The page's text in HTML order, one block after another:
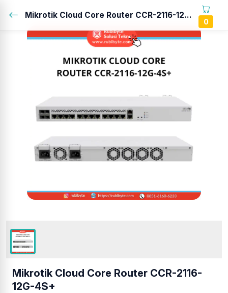
Mikrotik Cloud Core Router CCR-2116-12G-4S+...
0
Mikrotik Cloud Core Router CCR-2116-
12G-4S+